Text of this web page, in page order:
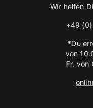
Wir helfen
+49
*Du
von
Fr. von